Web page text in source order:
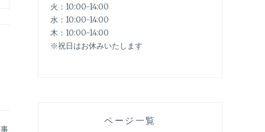
火：10:00-14:00
水：10:00-14:00
木：10:00-14:00
※祝日はお休みいたします
ページ一覧